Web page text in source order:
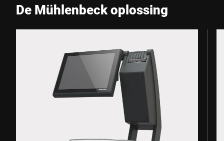
De Mühlenbeck oplossing